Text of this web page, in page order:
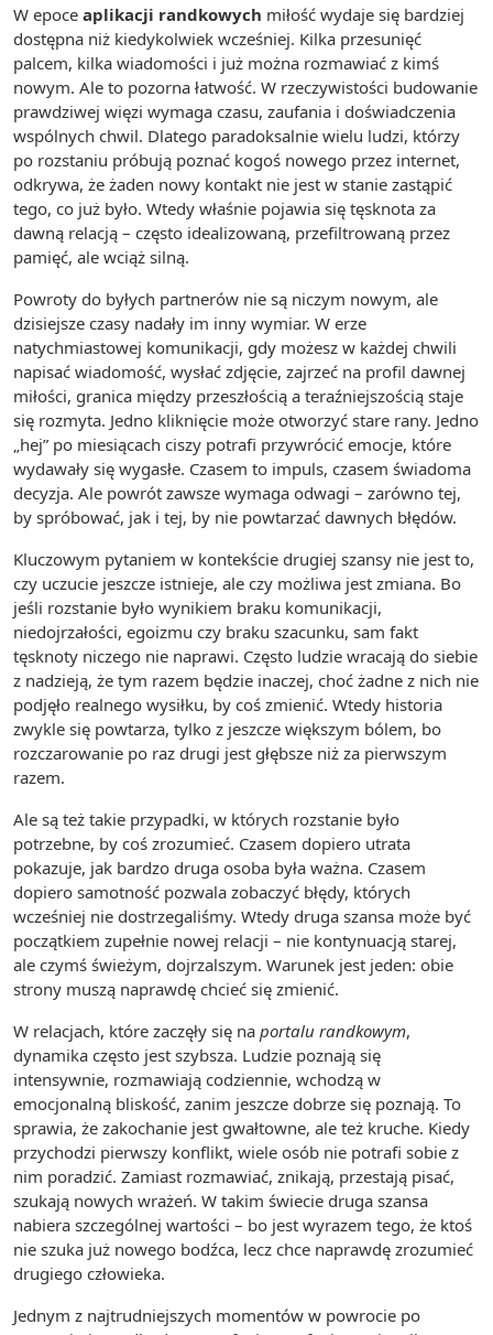
W epoce aplikacji randkowych miłość wydaje się bardziej
dostępna niż kiedykolwiek wcześniej. Kilka przesunięć
palcem, kilka wiadomości i już można rozmawiać z kimś
nowym. Ale to pozorna łatwość. W rzeczywistości budowanie
prawdziwej więzi wymaga czasu, zaufania i doświadczenia
wspólnych chwil. Dlatego paradoksalnie wielu ludzi, którzy
po rozstaniu próbują poznać kogoś nowego przez internet,
odkrywa, że żaden nowy kontakt nie jest w stanie zastąpić
tego, co już było. Wtedy właśnie pojawia się tęsknota za
dawną relacją – często idealizowaną, przefiltrowaną przez
pamięć, ale wciąż silną.
Powroty do byłych partnerów nie są niczym nowym, ale
dzisiejsze czasy nadały im inny wymiar. W erze
natychmiastowej komunikacji, gdy możesz w każdej chwili
napisać wiadomość, wysłać zdjęcie, zajrzeć na profil dawnej
miłości, granica między przeszłością a teraźniejszością staje
się rozmyta. Jedno kliknięcie może otworzyć stare rany. Jedno
„hej” po miesiącach ciszy potrafi przywrócić emocje, które
wydawały się wygasłe. Czasem to impuls, czasem świadoma
decyzja. Ale powrót zawsze wymaga odwagi – zarówno tej,
by spróbować, jak i tej, by nie powtarzać dawnych błędów.
Kluczowym pytaniem w kontekście drugiej szansy nie jest to,
czy uczucie jeszcze istnieje, ale czy możliwa jest zmiana. Bo
jeśli rozstanie było wynikiem braku komunikacji,
niedojrzałości, egoizmu czy braku szacunku, sam fakt
tęsknoty niczego nie naprawi. Często ludzie wracają do siebie
z nadzieją, że tym razem będzie inaczej, choć żadne z nich nie
podjęło realnego wysiłku, by coś zmienić. Wtedy historia
zwykle się powtarza, tylko z jeszcze większym bólem, bo
rozczarowanie po raz drugi jest głębsze niż za pierwszym
razem.
Ale są też takie przypadki, w których rozstanie było
potrzebne, by coś zrozumieć. Czasem dopiero utrata
pokazuje, jak bardzo druga osoba była ważna. Czasem
dopiero samotność pozwala zobaczyć błędy, których
wcześniej nie dostrzegaliśmy. Wtedy druga szansa może być
początkiem zupełnie nowej relacji – nie kontynuacją starej,
ale czymś świeżym, dojrzalszym. Warunek jest jeden: obie
strony muszą naprawdę chcieć się zmienić.
W relacjach, które zaczęły się na portalu randkowym,
dynamika często jest szybsza. Ludzie poznają się
intensywnie, rozmawiają codziennie, wchodzą w
emocjonalną bliskość, zanim jeszcze dobrze się poznają. To
sprawia, że zakochanie jest gwałtowne, ale też kruche. Kiedy
przychodzi pierwszy konflikt, wiele osób nie potrafi sobie z
nim poradzić. Zamiast rozmawiać, znikają, przestają pisać,
szukają nowych wrażeń. W takim świecie druga szansa
nabiera szczególnej wartości – bo jest wyrazem tego, że ktoś
nie szuka już nowego bodźca, lecz chce naprawdę zrozumieć
drugiego człowieka.
Jednym z najtrudniejszych momentów w powrocie po